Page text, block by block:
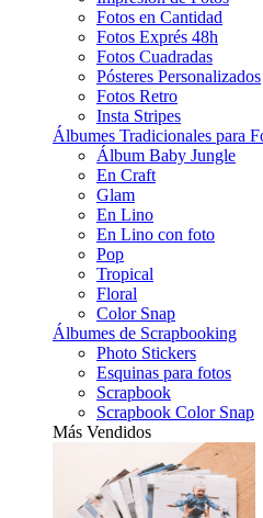
Fotos en Cantidad
Fotos Exprés 48h
Fotos Cuadradas
Pósteres Personalizados
Fotos Retro
Insta Stripes
Álbumes Tradicionales para
Álbum Baby Jungle
En Craft
Glam
En Lino
En Lino con foto
Pop
Tropical
Floral
Color Snap
Álbumes de Scrapbooking
Photo Stickers
Esquinas para fotos
Scrapbook
Scrapbook Color Snap
Más Vendidos